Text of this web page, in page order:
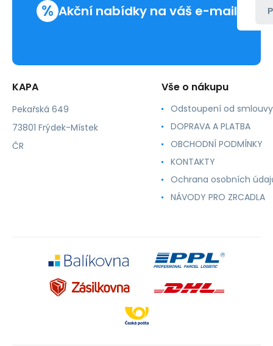
% Akční nabídky na váš e-mail
KAPA
Pekařská 649
73801 Frýdek-Místek
ČR
Vše o nákupu
Odstoupení od smlouvy
DOPRAVA A PLATBA
OBCHODNÍ PODMÍNKY
KONTAKTY
Ochrana osobních
NÁVODY PRO ZRCADLA